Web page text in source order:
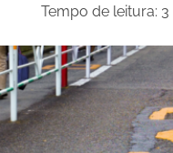
Tempo de leitura: 3